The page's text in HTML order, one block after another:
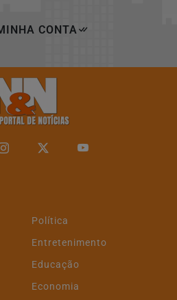
CONTA
Política
Entretenimento
Educação
Economia